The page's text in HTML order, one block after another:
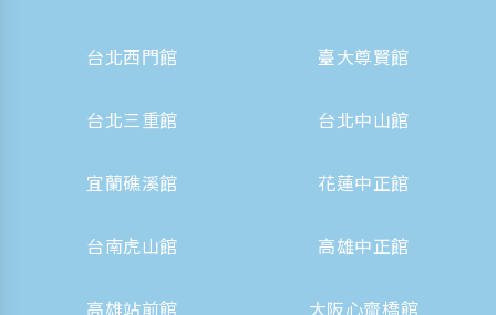
台北西門館 臺大尊賢館
台北三重館 台北中山館
宜蘭礁溪館 花蓮中正館
台南虎山館 高雄中正館
高雄站前館 大阪心齋橋館